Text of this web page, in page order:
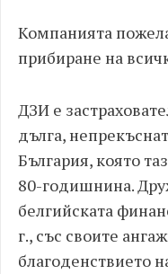
Компанията
прибиране на
ДЗИ е
дълга,
България, която
80-годишнина.
белгийската
г., със своите
благоденствието